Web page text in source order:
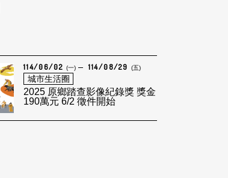
114/06/02 (一) 114/08/29 (五)
城市生活圈
2025 原鄉踏查影像紀錄獎 獎金
190萬元 6/2 徵件開始